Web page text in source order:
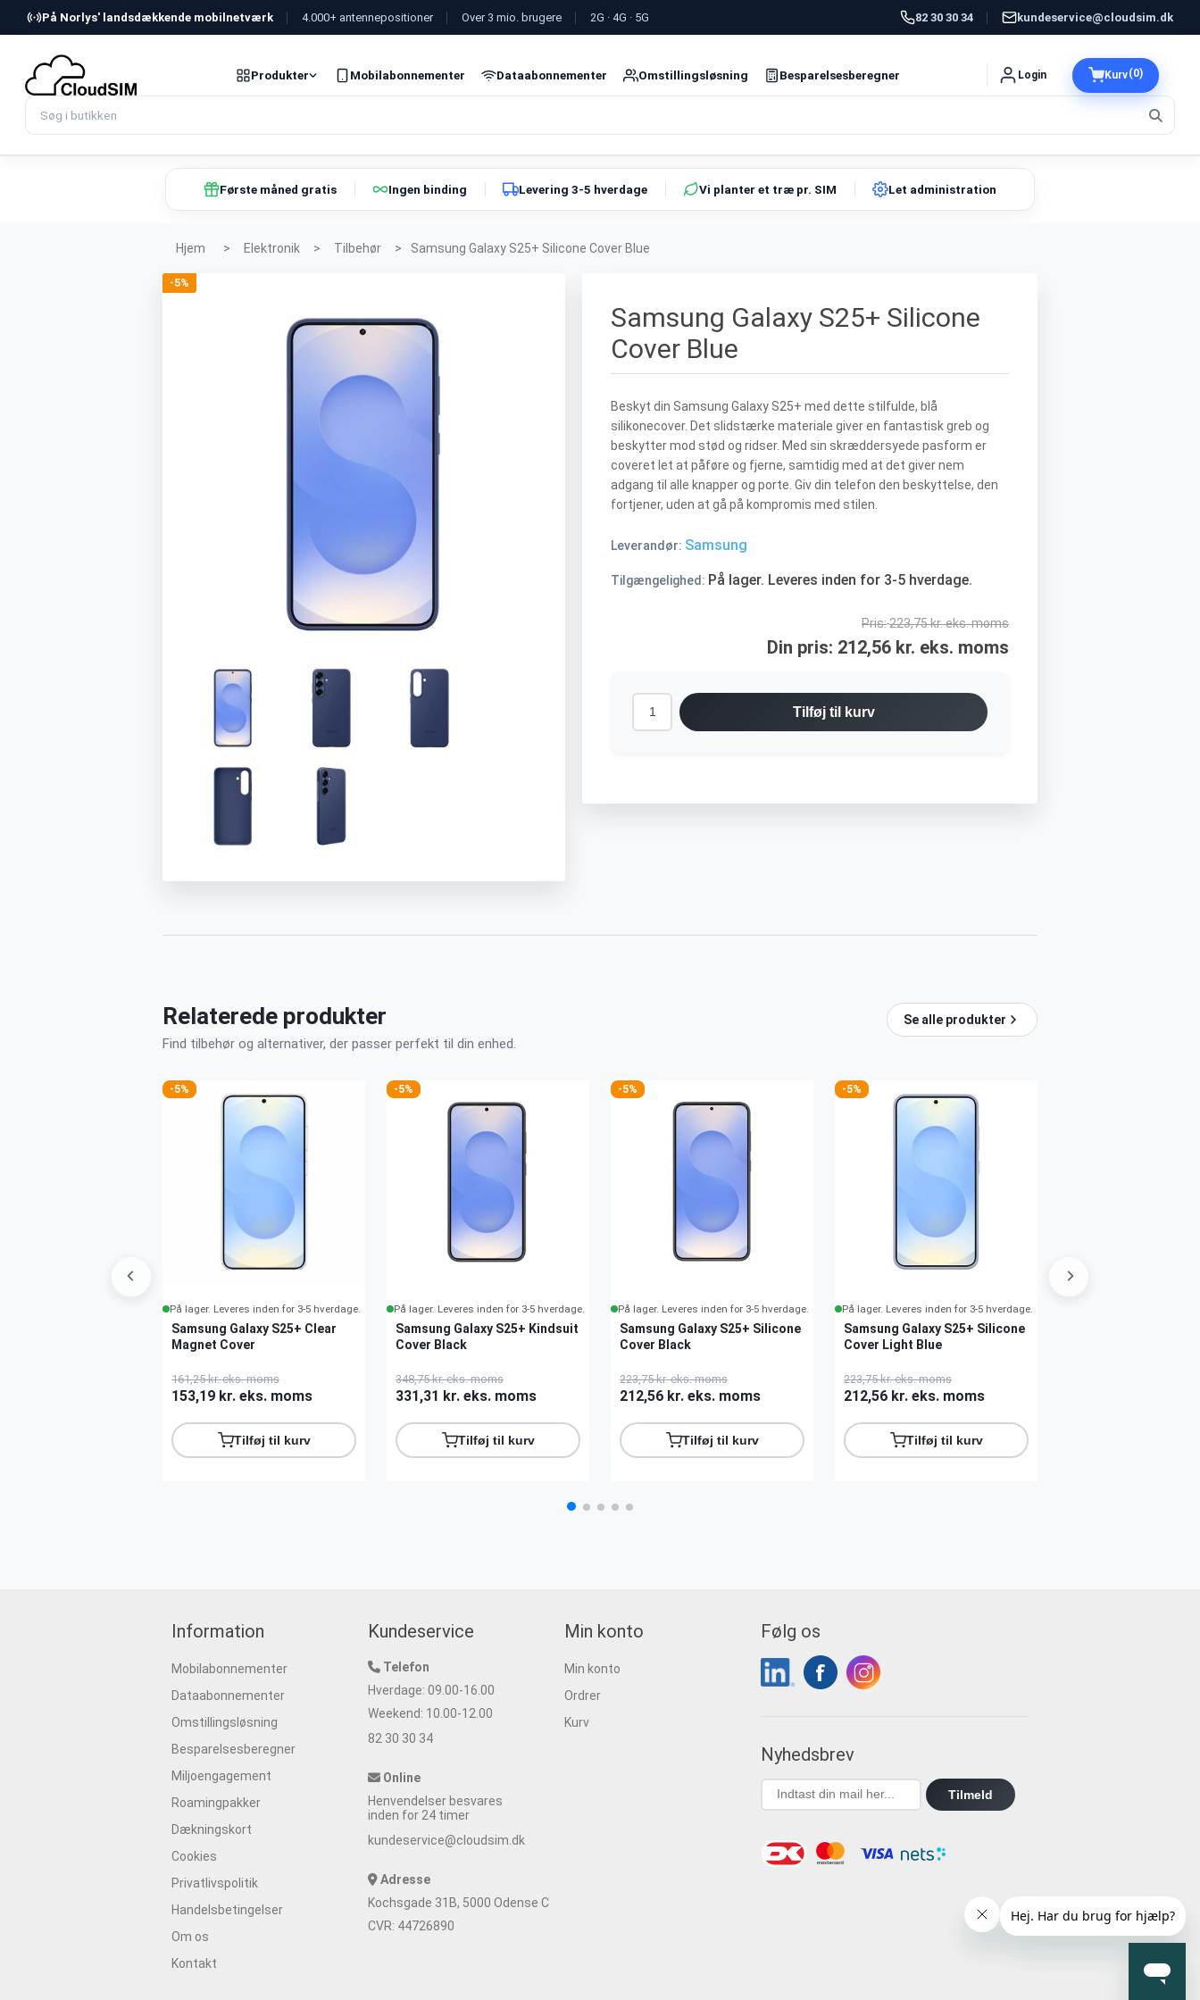
På Norlys' landsdækkende mobilnetværk 4.000+ antennepositioner Over 3 mio. brugere 2G · 4G · 5G 82 30 30 34 kundeservice@cloudsim.dk
Produkter Mobilabonnementer Dataabonnementer Omstillingsløsning Besparelsesberegner Login Kurv(0)
Første måned gratis Ingen binding Levering 3-5 hverdage Vi planter et træ pr. SIM Let administration
Hjem > Elektronik > Tilbehør > Samsung Galaxy S25+ Silicone Cover Blue
-5%
Samsung Galaxy S25+ Silicone
Cover Blue
Beskyt din Samsung Galaxy S25+ med dette stilfulde, blå
silikonecover. Det slidstærke materiale giver en fantastisk greb og
beskytter mod stød og ridser. Med sin skræddersyede pasform er
coveret let at påføre og fjerne, samtidig med at det giver nem
adgang til alle knapper og porte. Giv din telefon den beskyttelse, den
fortjener, uden at gå på kompromis med stilen.
Leverandør: Samsung
Tilgængelighed: På lager. Leveres inden for 3-5 hverdage.
Pris:223,75 kr. eks. moms
Din pris: 212,56 kr. eks. moms
Tilføj til kurv
Relaterede produkter
Find tilbehør og alternativer, der passer perfekt til din enhed.
Se alle produkter
-5%
På lager. Leveres inden for 3-5 hverdage.
Samsung Galaxy S25+ Clear
Magnet Cover
161,25 kr. eks. moms
153,19 kr. eks. moms
Tilføj til kurv
-5%
På lager. Leveres inden for 3-5 hverdage.
Samsung Galaxy S25+ Kindsuit
Cover Black
348,75 kr. eks. moms
331,31 kr. eks. moms
Tilføj til kurv
-5%
På lager. Leveres inden for 3-5 hverdage.
Samsung Galaxy S25+ Silicone
Cover Black
223,75 kr. eks. moms
212,56 kr. eks. moms
Tilføj til kurv
-5%
På lager. Leveres inden for 3-5 hverdage.
Samsung Galaxy S25+ Silicone
Cover Light Blue
223,75 kr. eks. moms
212,56 kr. eks. moms
Tilføj til kurv
Information
Mobilabonnementer
Dataabonnementer
Omstillingsløsning
Besparelsesberegner
Miljoengagement
Roamingpakker
Dækningskort
Cookies
Privatlivspolitik
Handelsbetingelser
Om os
Kontakt
Kundeservice
Telefon
Hverdage: 09.00-16.00
Weekend: 10.00-12.00
82 30 30 34
Online
Henvendelser besvares
inden for 24 timer
kundeservice@cloudsim.dk
Adresse
Kochsgade 31B, 5000 Odense C
CVR: 44726890
Min konto
Min konto
Ordrer
Kurv
Følg os
Nyhedsbrev
Tilmeld